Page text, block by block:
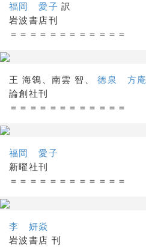
福岡 愛子 訳
岩波書店刊
＝＝＝＝＝＝＝＝＝＝＝＝
王 海鴒、南雲 智、徳泉 方庵
論創社刊
＝＝＝＝＝＝＝＝＝＝＝＝
福岡 愛子
新曜社刊
＝＝＝＝＝＝＝＝＝＝＝＝
李 妍焱
岩波書店 刊